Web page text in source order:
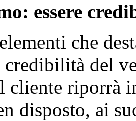
essere
che
credibilità del
cliente riporrà
disposto, ai